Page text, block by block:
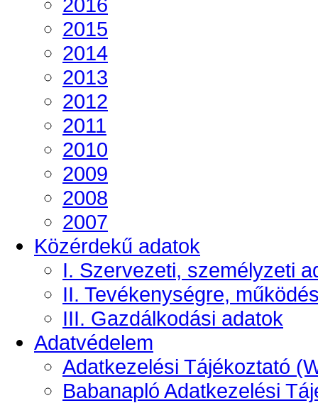
2015
2014
2013
2012
2011
2010
2009
2008
2007
Közérdekű adatok
I. Szervezeti, személyzeti
II. Tevékenységre,
III. Gazdálkodási adatok
Adatvédelem
Adatkezelési Tájékoztató
Babanapló Adatkezelési